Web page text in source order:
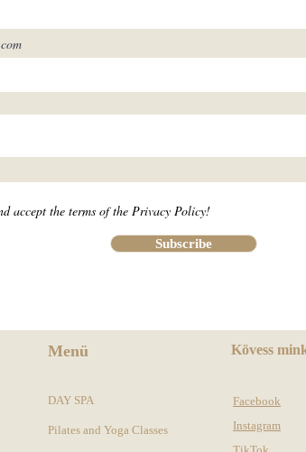
accept the terms of the Privacy Policy!
Subscribe
Menü Kövess
DAY SPA
Pilates and Yoga Classes
Facebook
Instagram